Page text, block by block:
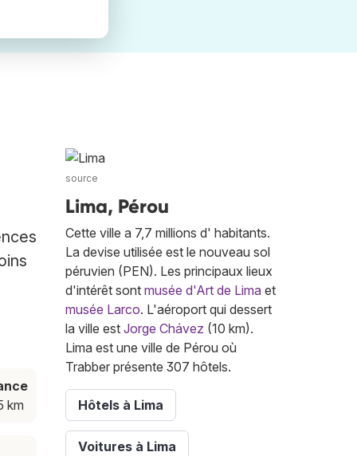
km
source
Lima, Pérou
Cette ville a 7,7 millions d' habitants.
La devise utilisée est le nouveau sol
péruvien (PEN). Les principaux lieux
d'intérêt sont musée d'Art de Lima et
musée Larco. L'aéroport qui dessert
la ville est Jorge Chávez (10 km).
Lima est une ville de Pérou où
Trabber présente 307 hôtels.
Hôtels à Lima
Voitures à Lima